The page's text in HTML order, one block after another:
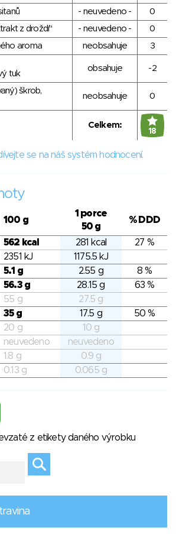
- neuvedeno -
0
z droždí"
- neuvedeno -
0
aroma
neobsahuje
3
tuk
obsahuje -2
škrob,
neobsahuje 0
Celkem:
18
se na náš systém hodnocení.
100 g
1 porce
50 g
% DDD
562 kcal 281 kcal
27 %
2351 kJ
1175.5 kJ
5.1 g 2.55 g
8 %
56.3 g 28.15 g
63 %
55 g
27.5 g
35 g 17.5 g
50 %
20 g
10 g
neuvedeno
neuvedeno
1.8 g
0.9 g
0.13 g 0.065 g
z etikety daného výrobku